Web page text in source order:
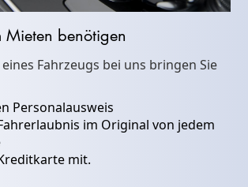
Mieten benötigen
Fahrzeugs bei uns bringen Sie
Personalausweis
im Original von jedem
mit.